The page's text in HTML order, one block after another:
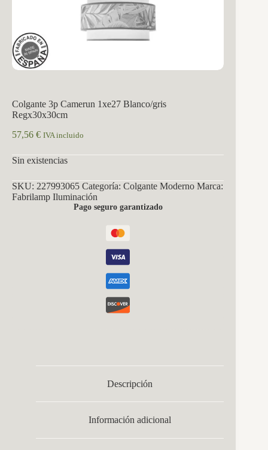
Colgante 3p Camerun 1xe27 Blanco/gris
Regx30x30cm
57,56 € IVA incluido
Sin existencias
SKU: 227993065 Categoría: Colgante Moderno Marca:
Fabrilamp Iluminación
Pago seguro garantizado
Descripción
Información adicional